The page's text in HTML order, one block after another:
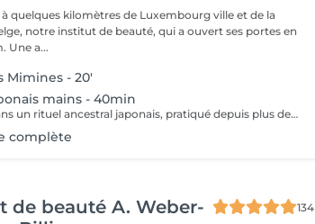
quelques kilomètres de Luxembourg ville et de la
notre institut de beauté, qui a ouvert ses portes en
2004 à Olm. Une a...
Mimines - 20'
mains - 40min
Plongez dans un rituel ancestral japonais, pratiqué depuis plus de 400 ans, pour redonner force, éclat et vitalité à vos ongles. Véritable soin « SOS » pour les ongles fragilisés, cassants ou dédoublés, la manucure japonaise nourrit et fortifie grâce à des ingrédients 100 % naturels : cire d'abeille, thé rouge, algues, bambou, jojoba, zinc, vitamine A et minéraux. L'effet est immédiat : les ongles retrouvent leur brillance naturelle, se renforcent et prennent une teinte rosée lumineuse sans aucun produit chimique. Ce soin stimule la circulation sanguine, améliore la croissance et la qualité de l'ongle, et laisse vos mains douces et soignées. Idéal pour faire une pause entre deux vernis ou poses, ou simplement offrir à vos mains un moment de pure régénération naturelle.
complète
de beauté A. Weber-
134